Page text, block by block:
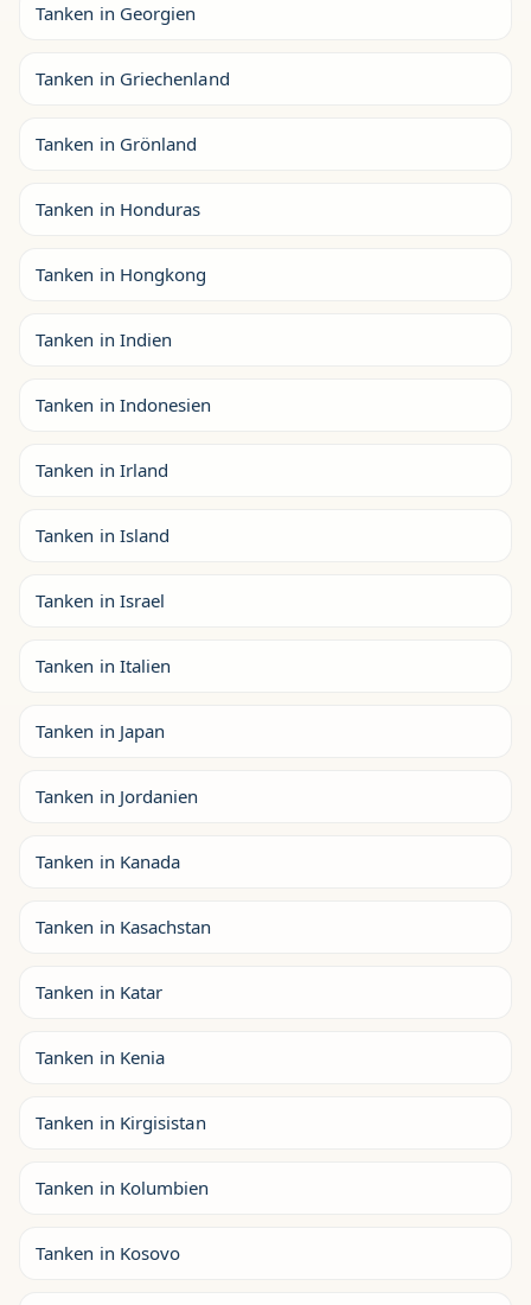
Tanken in Georgien
Tanken in Griechenland
Tanken in Grönland
Tanken in Honduras
Tanken in Hongkong
Tanken in Indien
Tanken in Indonesien
Tanken in Irland
Tanken in Island
Tanken in Israel
Tanken in Italien
Tanken in Japan
Tanken in Jordanien
Tanken in Kanada
Tanken in Kasachstan
Tanken in Katar
Tanken in Kenia
Tanken in Kirgisistan
Tanken in Kolumbien
Tanken in Kosovo